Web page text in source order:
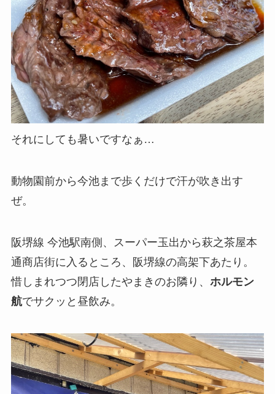
それにしても暑いですなぁ…
動物園前から今池まで歩くだけで汗が吹き出す
ぜ。
阪堺線 今池駅南側、スーパー玉出から萩之茶屋本
通商店街に入るところ、阪堺線の高架下あたり。
惜しまれつつ閉店したやまきのお隣り、 ホルモン
航でサクッと昼飲み。